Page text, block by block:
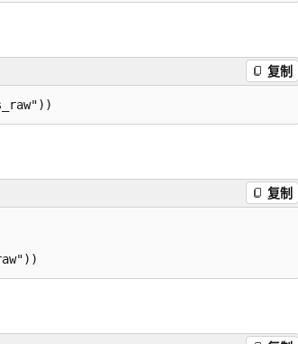
复制
复制